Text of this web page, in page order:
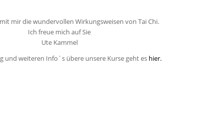
mir die wundervollen Wirkungsweisen von Tai Chi.
Ich freue mich auf Sie
Ute Kammel
und weiteren Info`s übere unsere Kurse geht es hier.